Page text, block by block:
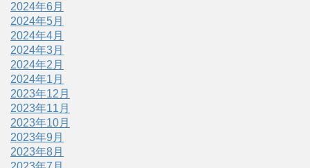
2024年6月
2024年5月
2024年4月
2024年3月
2024年2月
2024年1月
2023年12月
2023年11月
2023年10月
2023年9月
2023年8月